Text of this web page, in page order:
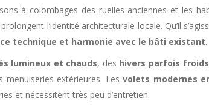
à colombages des ruelles anciennes et les
l’identité architecturale locale. Qu’il
technique et harmonie avec le bâti existant.
lumineux et chauds, des hivers parfois froids
menuiseries extérieures. Lesvolets modernes
et nécessitent très peu d’entretien.